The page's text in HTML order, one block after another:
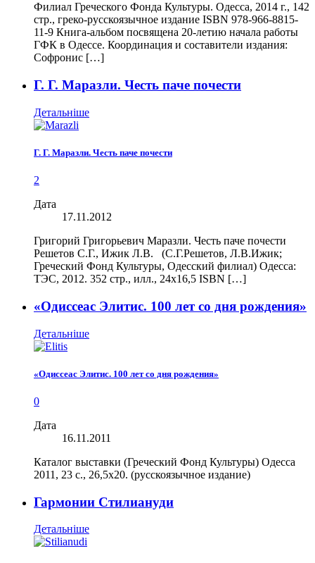
Филиал Греческого Фонда Культуры. Одесса, 2014 г., 142
стр., греко-русскоязычное издание ISBN 978-966-8815-
11-9 Книга-альбом посвящена 20-летию начала работы
ГФК в Одессе. Координация и составители издания:
Софронис […]
Г. Г. Маразли. Честь паче почести
Детальніше
Г. Г. Маразли. Честь паче почести
2
Дата
17.11.2012
Григорий Григорьевич Маразли. Честь паче почести
Решетов С.Г., Ижик Л.В. (С.Г.Решетов, Л.В.Ижик;
Греческий Фонд Культуры, Одесский филиал) Одесса:
ТЭС, 2012. 352 стр., илл., 24х16,5 ISBN […]
«Одиссеас Элитис. 100 лет со дня рождения»
Детальніше
«Одиссеас Элитис. 100 лет со дня рождения»
0
Дата
16.11.2011
Каталог выставки (Греческий Фонд Культуры) Одесса
2011, 23 с., 26,5х20. (русскоязычное издание)
Гармонии Стилиануди
Детальніше